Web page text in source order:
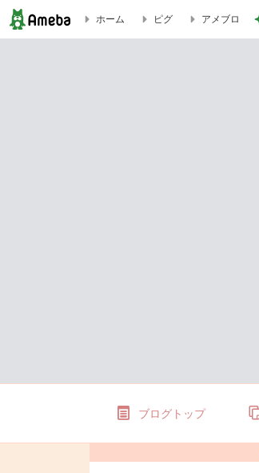
アロマで備える家庭の健康管理 〜精油を
ホーム ピグ アメブロ
ブログトップ